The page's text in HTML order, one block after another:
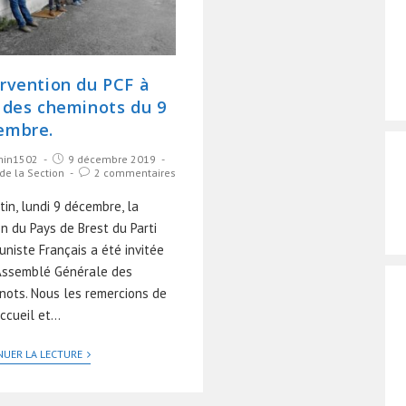
du PCF à
des cheminots du 9
9 décembre 2019
la Section
2 commentaires
lundi 9 décembre, la
du Pays de Brest du Parti
Français a été invitée
Générale des
Nous les remercions de
et…
LA LECTURE